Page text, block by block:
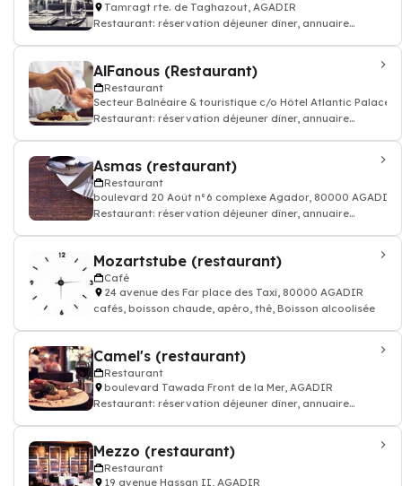
Tamragt rte. de Taghazout, AGADIR
Restaurant: réservation déjeuner dîner, annuaire
AlFanous (Restaurant)
Restaurant
Secteur Balnéaire & touristique c/o Hôtel Atlantic Palace,
Restaurant: réservation déjeuner dîner, annuaire
Asmas (restaurant)
Restaurant
boulevard 20 Août n°6 complexe Agador, 80000 AGADIR
Restaurant: réservation déjeuner dîner, annuaire
Mozartstube (restaurant)
Café
24 avenue des Far place des Taxi, 80000 AGADIR
cafés, boisson chaude, apéro, thé, Boisson alcoolisée
Camel's (restaurant)
Restaurant
boulevard Tawada Front de la Mer, AGADIR
Restaurant: réservation déjeuner dîner, annuaire
Mezzo (restaurant)
Restaurant
19 avenue Hassan II, AGADIR